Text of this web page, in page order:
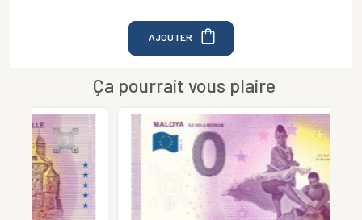
AJOUTER
Ça pourrait vous plaire